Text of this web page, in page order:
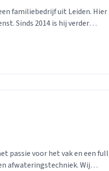
familiebedrijf uit Leiden. Hier
Sinds 2014 is hij verder
passie voor het vak en een full
afwateringstechniek. Wij